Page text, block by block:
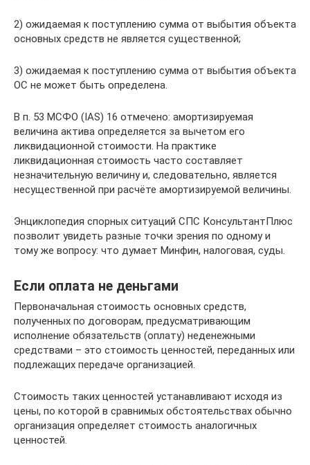
2) ожидаемая к поступлению сумма от выбытия объекта
основных средств не является существенной;
3) ожидаемая к поступлению сумма от выбытия объекта
ОС не может быть определена.
В п. 53 МСФО (IAS) 16 отмечено: амортизируемая
величина актива определяется за вычетом его
ликвидационной стоимости. На практике
ликвидационная стоимость часто составляет
незначительную величину и, следовательно, является
несущественной при расчёте амортизируемой величины.
Энциклопедия спорных ситуаций СПС КонсультантПлюс
позволит увидеть разные точки зрения по одному и
тому же вопросу: что думает Минфин, налоговая, суды.
Если оплата не деньгами
Первоначальная стоимость основных средств,
полученных по договорам, предусматривающим
исполнение обязательств (оплату) неденежными
средствами – это стоимость ценностей, переданных или
подлежащих передаче организацией.
Стоимость таких ценностей устанавливают исходя из
цены, по которой в сравнимых обстоятельствах обычно
организация определяет стоимость аналогичных
ценностей.